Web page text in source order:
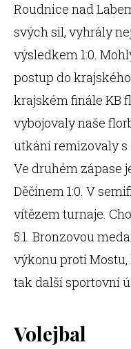
Roudnice nad
svých sil, vyhrály
výsledkem 1:0.
postup do
krajském finále KB
vybojovaly naše
utkání remizovaly s
Ve druhém zápase
Děčínem 1:0. V
vítězem turnaje.
5:1. Bronzovou
výkonu proti
tak další sportovní
Volejbal